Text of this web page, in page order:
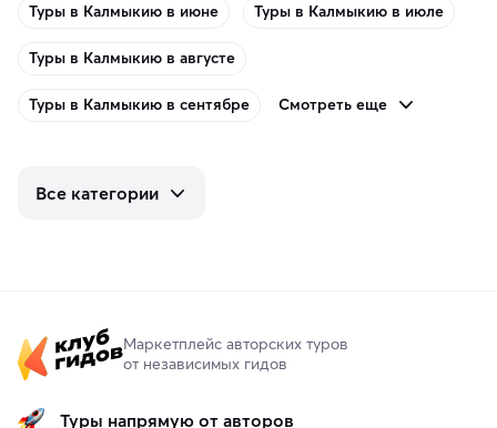
Туры в Калмыкию в июне Туры в Калмыкию в июле
Туры в Калмыкию в августе
Туры в Калмыкию в сентябре Смотреть еще
Все категории
Маркетплейс авторских туров
от независимых гидов
Туры напрямую от авторов